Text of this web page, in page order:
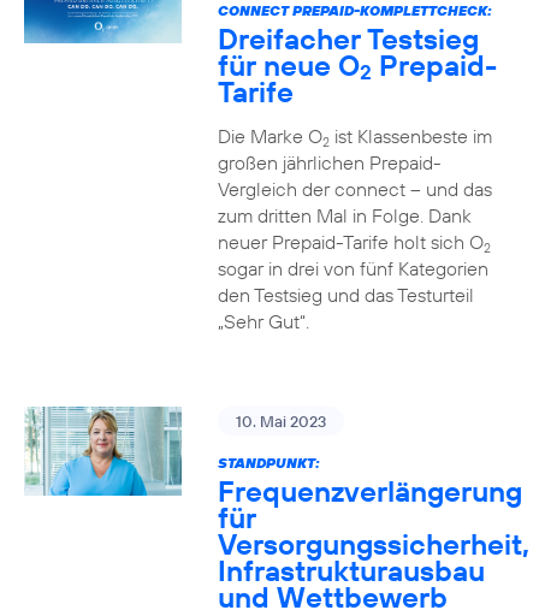
CONNECT PREPAID-KOMPLETTCHECK:
Dreifacher Testsieg
für neue O2 Prepaid-
Tarife
Die Marke O2ist Klassenbeste im
großen jährlichen Prepaid-
Vergleich der connect – und das
zum dritten Mal in Folge. Dank
neuer Prepaid-Tarife holt sich O2
sogar in drei von fünf Kategorien
den Testsieg und das Testurteil
„Sehr Gut“.
10. Mai 2023
STANDPUNKT:
Frequenzverlängerung
für
Versorgungssicherheit,
Infrastrukturausbau
und Wettbewerb